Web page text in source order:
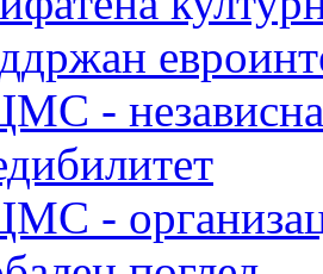
- независна
-